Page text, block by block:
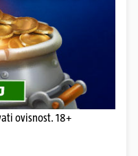
ovisnost. 18+